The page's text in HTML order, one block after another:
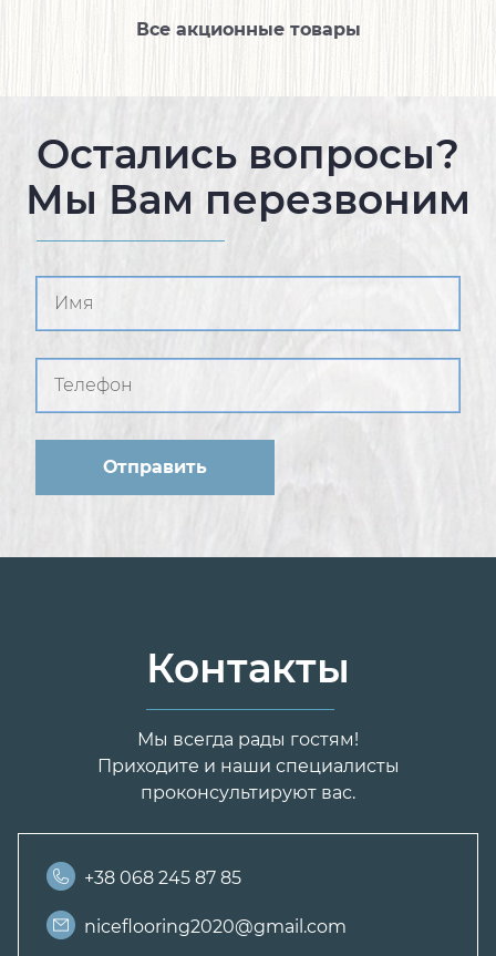
Все акционные товары
Остались вопросы?
Мы Вам перезвоним
Контакты
Мы всегда рады гостям!
Приходите и наши специалисты
проконсультируют вас.
+38 068 245 87 85
niceflooring2020@gmail.com